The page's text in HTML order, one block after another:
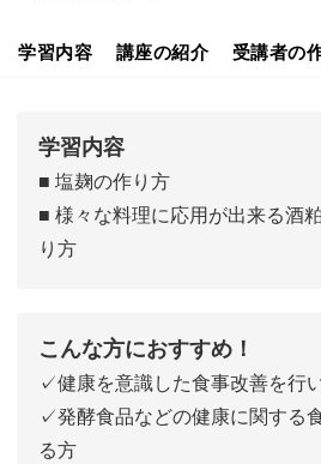
学習内容 講座の紹介 受講者の
学習内容
■ 塩麹の作り方
■ 様々な料理に応用が出来る酒
り方
こんな方におすすめ！
✓健康を意識した食事改善を行
✓発酵食品などの健康に関する
る方